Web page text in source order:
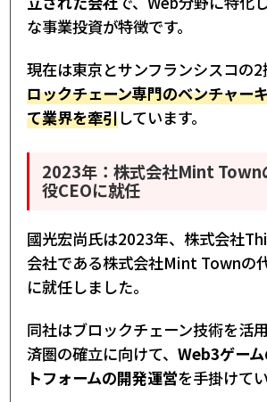
な事業投資が特徴です。
現在は東京とサンフランシスコの2
ロックチェーン専門のベンチャー
て業界を牽引しています。
2023年：株式会社Mint Town
役CEOに就任
國光宏尚氏は2023年、株式会社
会社である株式会社Mint Townの
に就任しました。
同社はブロックチェーン技術を活
済圏の確立に向けて、 Web3ゲー
トフォームの開発運営を手掛けてい